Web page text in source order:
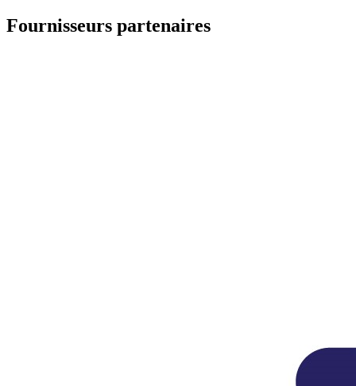
Fournisseurs partenaires